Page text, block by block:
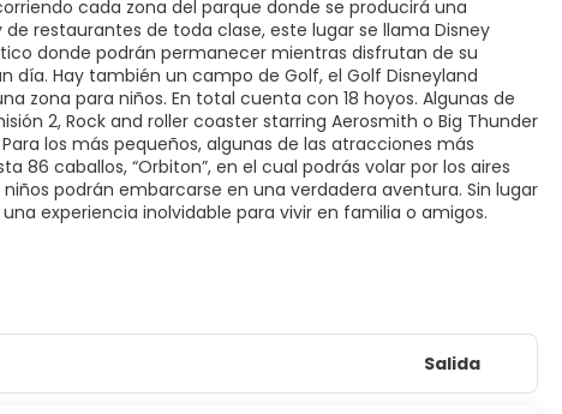
cada zona del parque donde se producirá una
restaurantes de toda clase, este lugar se llama Disney
donde podrán permanecer mientras disfrutan de su
Hay también un campo de Golf, el Golf Disneyland
zona para niños. En total cuenta con 18 hoyos. Algunas de
2, Rock and roller coaster starring Aerosmith o Big Thunder
los más pequeños, algunas de las atracciones más
86 caballos, “Orbiton”, en el cual podrás volar por los aires
podrán embarcarse en una verdadera aventura. Sin lugar
experiencia inolvidable para vivir en familia o amigos.
Salida